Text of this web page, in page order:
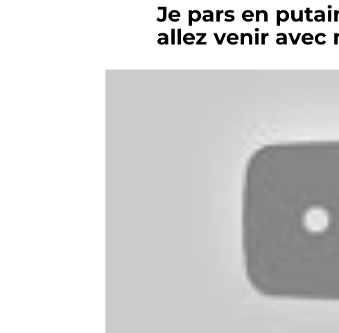
Je pars en
allez venir avec